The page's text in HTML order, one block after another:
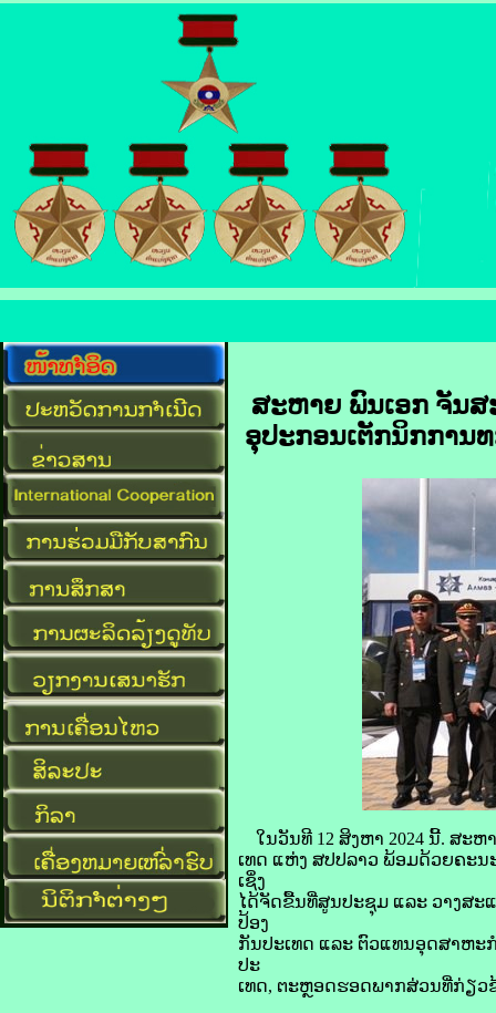
ສະຫາຍ ພົນເອກ ຈັນສ
ອຸປະກອນເຕັກນິກການ
ໃນວັນທີ 12 ສິງຫາ 2024 ນີ້. ສ
ເທດ ແຫ່ງ ສປປລາວ ພ້ອມດ້ວຍຄະນ
ເຊິ່ງ
ໄດ້ຈັດຂື້ນທີ່ສູນປະຊຸມ ແລະ ວາງສະ
ປ້ອງ
ກັນປະເທດ ແລະ ຕົວແທນອຸດສາຫະ
ປະ
ເທດ, ຕະຫຼອດຮອດພາກສ່ວນທີ່ກ່ຽວ